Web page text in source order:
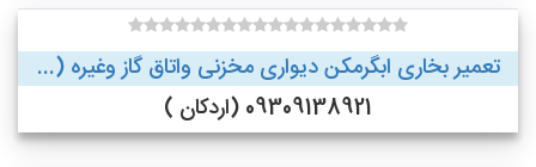
تعمیر بخاری ابگرمکن دیواری مخزنی واتاق گاز وغیره (...
09309138921 (اردکان )